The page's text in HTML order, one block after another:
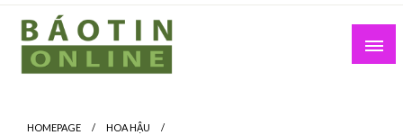
Skip
content
HOMEPAGE
HOA HẬU